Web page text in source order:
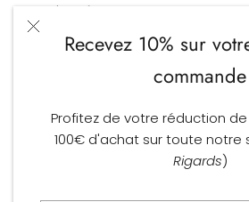
Recevez 10% sur
commande
Profitez de votre réduction
100€ d'achat sur toute notre
Rigards)
Vos données
Devise
EUR € Langue
FRANÇAIS
Commerce électronique